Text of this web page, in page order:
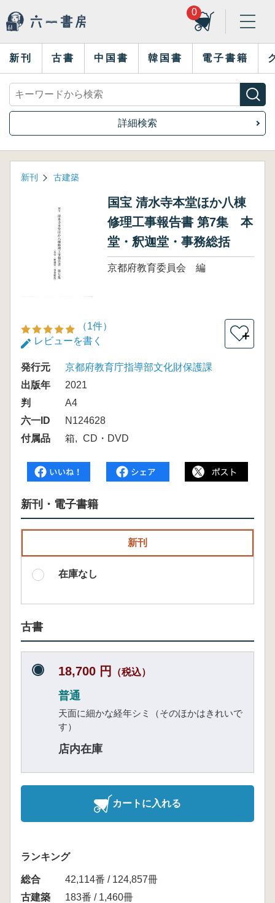
0
新刊 古書 中国書 韓国書 電子書籍
詳細検索
新刊 古建築
国宝 清水寺本堂ほか八棟
修理工事報告書 第7集 本
堂・釈迦堂・事務総括
京都府教育委員会 編
（1件）
レビューを書く
＋
発行元
京都府教育庁指導部文化財保護課
出版年
2021
判
A4
六一ID
N124628
付属品
箱 CD・DVD
新刊・電子書籍
新刊
在庫なし
古書
18,700 円 （税込）
普通
天面に細かな経年シミ（そのほかはきれいで
す）
店内在庫
カートに入れる
ランキング
総合
42,114番 / 124,857冊
古建築
183番 / 1,460冊